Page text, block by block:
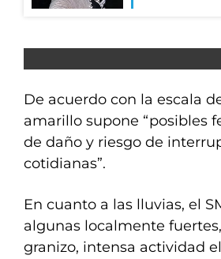
De acuerdo con la escala
amarillo supone “posibles
de daño y riesgo de
cotidianas”.
En cuanto a las lluvias, el
algunas localmente
granizo, intensa actividad